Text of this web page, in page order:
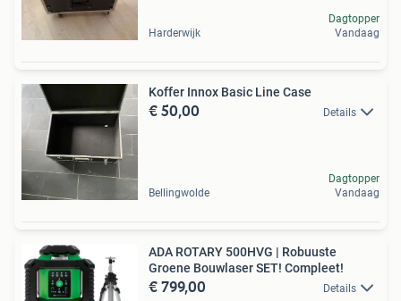
Harderwijk
Dagtopper
Vandaag
Koffer Innox Basic Line Case
€ 50,00 Details
Bellingwolde
Dagtopper
Vandaag
ADA ROTARY 500HVG | Robuuste
Groene Bouwlaser SET! Compleet!
€ 799,00 Details